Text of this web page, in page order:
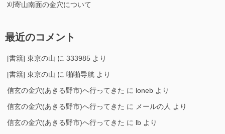
刈寄山南面の金穴について
最近のコメント
[書籍] 東京の山 に 333985 より
[書籍] 東京の山 に 啪啪导航 より
信玄の金穴(あきる野市)へ行ってきた に loneb より
信玄の金穴(あきる野市)へ行ってきた に メールの人 より
信玄の金穴(あきる野市)へ行ってきた に lb より